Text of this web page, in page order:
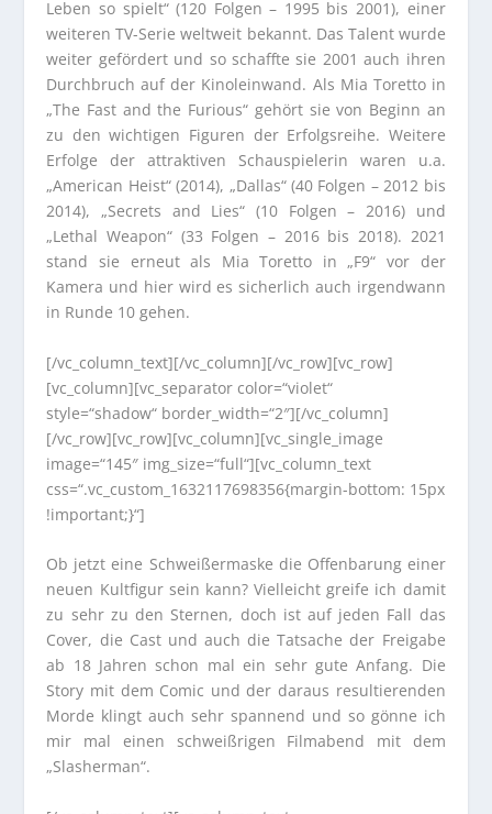
Leben so spielt“ (120 Folgen – 1995 bis 2001), einer
weiteren TV-Serie weltweit bekannt. Das Talent wurde
weiter gefördert und so schaffte sie 2001 auch ihren
Durchbruch auf der Kinoleinwand. Als Mia Toretto in
„The Fast and the Furious“ gehört sie von Beginn an
zu den wichtigen Figuren der Erfolgsreihe. Weitere
Erfolge der attraktiven Schauspielerin waren u.a.
„American Heist“ (2014), „Dallas“ (40 Folgen – 2012 bis
2014), „Secrets and Lies“ (10 Folgen – 2016) und
„Lethal Weapon“ (33 Folgen – 2016 bis 2018). 2021
stand sie erneut als Mia Toretto in „F9“ vor der
Kamera und hier wird es sicherlich auch irgendwann
in Runde 10 gehen.
[/vc_column_text][/vc_column][/vc_row][vc_row]
[vc_column][vc_separator color=“violet“
style=“shadow“ border_width=“2″][/vc_column]
[/vc_row][vc_row][vc_column][vc_single_image
image=“145″ img_size=“full“][vc_column_text
css=“.vc_custom_1632117698356{margin-bottom: 15px
!important;}“]
Ob jetzt eine Schweißermaske die Offenbarung einer
neuen Kultfigur sein kann? Vielleicht greife ich damit
zu sehr zu den Sternen, doch ist auf jeden Fall das
Cover, die Cast und auch die Tatsache der Freigabe
ab 18 Jahren schon mal ein sehr gute Anfang. Die
Story mit dem Comic und der daraus resultierenden
Morde klingt auch sehr spannend und so gönne ich
mir mal einen schweißrigen Filmabend mit dem
„Slasherman“.